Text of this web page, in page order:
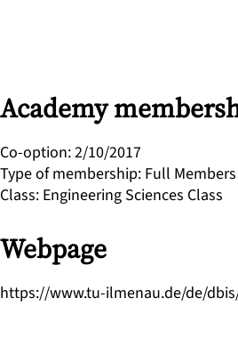
Academy
Co-option:2/10/2017
Type of membership: Full Members
Class: Engineering Sciences Class
Webpage
https://www.tu-ilmenau.de/de/